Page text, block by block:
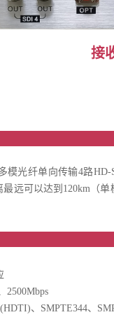
接
模光纤单向传输4路
远可以达到120km（
2500Mbps
、SMPTE344、